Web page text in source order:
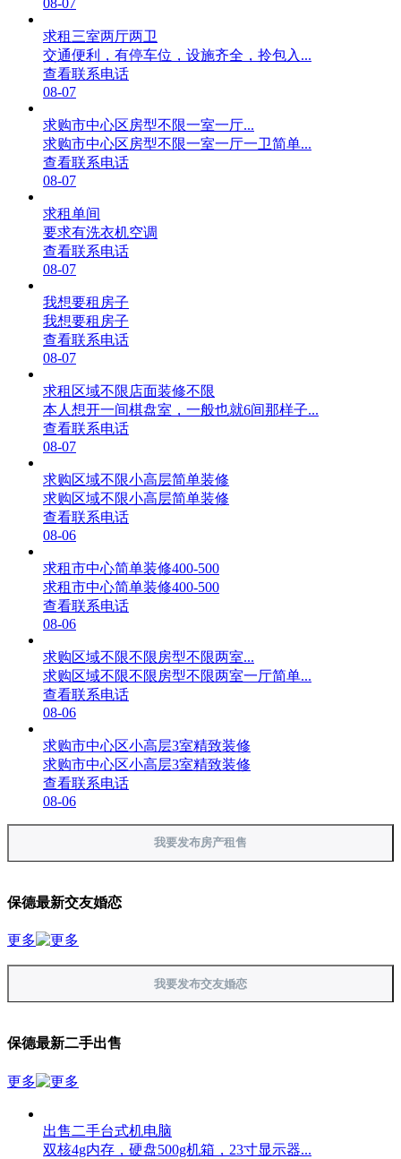
求租三室两厅两卫
交通便利，有停车位，设施齐全，拎包入...
查看联系电话
08-07
求购市中心区房型不限一室一厅...
求购市中心区房型不限一室一厅一卫简单...
查看联系电话
08-07
求租单间
要求有洗衣机空调
查看联系电话
08-07
我想要租房子
我想要租房子
查看联系电话
08-07
求租区域不限店面装修不限
本人想开一间棋盘室，一般也就6间那样子...
查看联系电话
08-07
求购区域不限小高层简单装修
求购区域不限小高层简单装修
查看联系电话
08-06
求租市中心简单装修400-500
求租市中心简单装修400-500
查看联系电话
08-06
求购区域不限不限房型不限两室...
求购区域不限不限房型不限两室一厅简单...
查看联系电话
08-06
求购市中心区小高层3室精致装修
求购市中心区小高层3室精致装修
查看联系电话
08-06
我要发布房产租售
保德最新交友婚恋
更多
我要发布交友婚恋
保德最新二手出售
更多
出售二手台式机电脑
双核4g内存，硬盘500g机箱，23寸显示器...